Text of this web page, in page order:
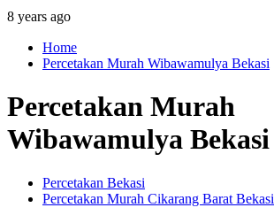
8 years ago
Home
Percetakan Murah Wibawamulya Bekasi
Percetakan Murah
Wibawamulya Bekasi
Percetakan Bekasi
Percetakan Murah Cikarang Barat Bekasi